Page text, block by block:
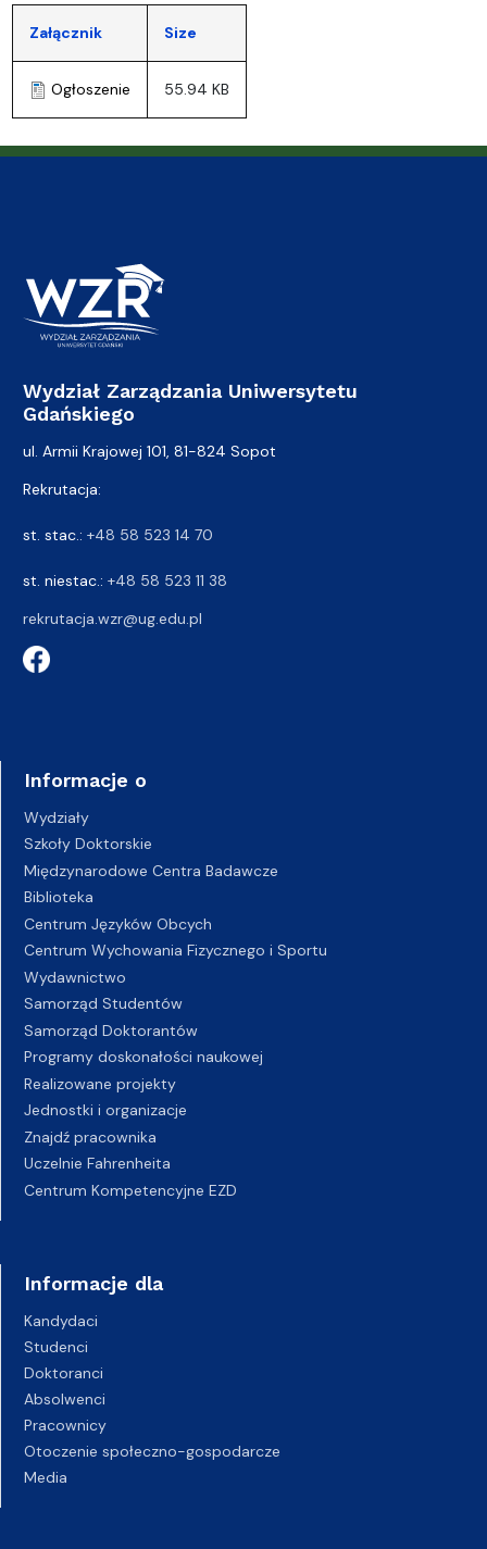
Załącznik Size
Ogłoszenie 55.94 KB
Wydział Zarządzania Uniwersytetu
Gdańskiego
ul. Armii Krajowej 101, 81-824 Sopot
Rekrutacja:
st. stac.: +48 58 523 14 70
st. niestac.: +48 58 523 11 38
rekrutacja.wzr@ug.edu.pl
Informacje o
Wydziały
Szkoły Doktorskie
Międzynarodowe Centra Badawcze
Biblioteka
Centrum Języków Obcych
Centrum Wychowania Fizycznego i Sportu
Wydawnictwo
Samorząd Studentów
Samorząd Doktorantów
Programy doskonałości naukowej
Realizowane projekty
Jednostki i organizacje
Znajdź pracownika
Uczelnie Fahrenheita
Centrum Kompetencyjne EZD
Informacje dla
Kandydaci
Studenci
Doktoranci
Absolwenci
Pracownicy
Otoczenie społeczno-gospodarcze
Media